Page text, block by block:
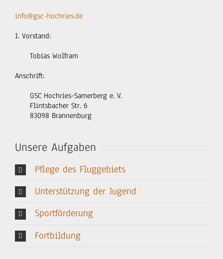
info@gsc-hochries.de
1. Vorstand:
Tobias Wolfram
Anschrift:
GSC Hochries-Samerberg e. V.
Flintsbacher Str. 6
83098 Brannenburg
Unsere Aufgaben
Pflege des Fluggebiets
Unterstützung der Jugend
Sportförderung
Fortbildung